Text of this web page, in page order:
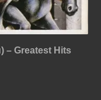
– Greatest Hits